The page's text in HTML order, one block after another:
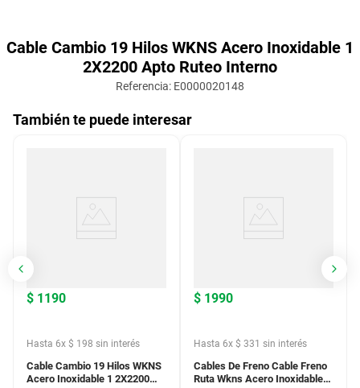
Cable Cambio 19 Hilos WKNS Acero Inoxidable 1
2X2200 Apto Ruteo Interno
Referencia: E0000020148
También te puede interesar
$ 1190
Hasta 6x $ 198 sin interés
Cable Cambio 19 Hilos WKNS
Acero Inoxidable 1 2X2200
$ 1990
Hasta 6x $ 331 sin interés
Cables De Freno Cable Freno
Ruta Wkns Acero Inoxidable